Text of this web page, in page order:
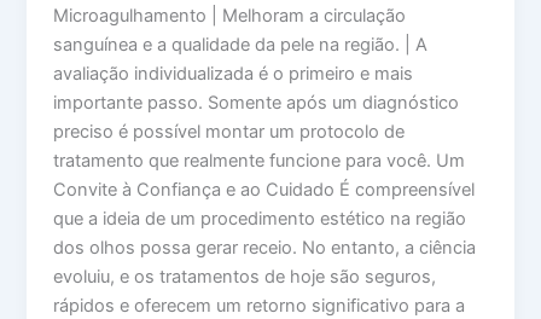
Microagulhamento | Melhoram a circulação
sanguínea e a qualidade da pele na região. | A
avaliação individualizada é o primeiro e mais
importante passo. Somente após um diagnóstico
preciso é possível montar um protocolo de
tratamento que realmente funcione para você. Um
Convite à Confiança e ao Cuidado É compreensível
que a ideia de um procedimento estético na região
dos olhos possa gerar receio. No entanto, a ciência
evoluiu, e os tratamentos de hoje são seguros,
rápidos e oferecem um retorno significativo para a